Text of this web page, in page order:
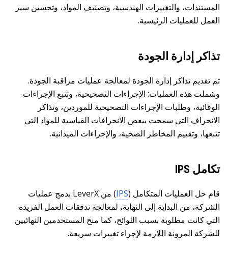
المستندات، والتغييرات الهندسية، وتصنيف المواد، وتحسين سير
العمل للعمليات الرئيسية.
تذاكر إدارة الجودة
تم تقديم تذاكر إدارة الجودة لمعالجة عمليات مراقبة الجودة.
وشملت هذه العمليات: الإجراءات التصحيحية، وتتبع الإجراءات
الوقائية، وطلبات الإجراءات التصحيحية للموردين، وتذاكر
الانحراف التي سمحت ببعض الانحرافات القياسية للمواد التي
تتبعها، وتقييم المخاطر الصحية، والإجراءات الميدانية.
تكامل IPS
قام حل العمليات المتكامل (IPS
) من LeverX بدمج عمليات
الشركة، من البداية إلى النهاية، لمعالجة تدفقات العمل الفريدة
التي كانت مطلوبة بسبب اللوائح، كما منح المستخدمين النهائيين
للشركة المرونة اللازمة لإجراء تغييرات سريعة.